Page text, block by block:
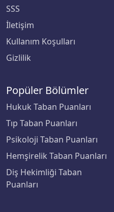
Çankırı Karatekin
Çukurova Üniversitesi
Demiroğlu Bilim
Doğu Akdeniz
Doğuş Üniversitesi
Dokuz Eylül Üniversitesi
SSS
İletişim
Kullanım Koşulları
Gizlilik
Popüler Bölümler
Hukuk Taban Puanları
Tıp Taban Puanları
Psikoloji Taban Puanları
Hemşirelik Taban Puanları
Diş Hekimliği Taban
Puanları